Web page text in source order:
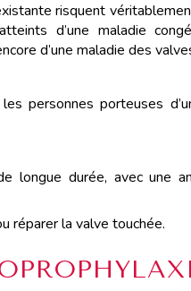
risquent
d’une maladie
d’une maladie des
personnes porteuses
longue durée, avec une
réparer la valve touchée.